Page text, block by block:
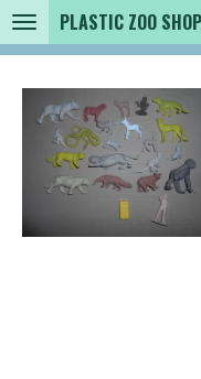
Zum
Hauptinhalt